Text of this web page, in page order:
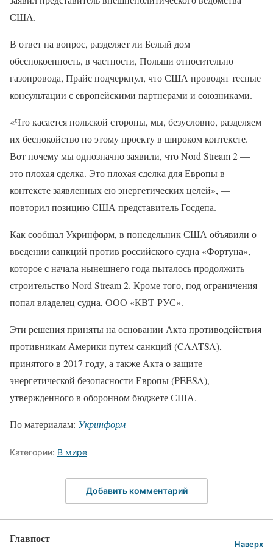
США.
В ответ на вопрос, разделяет ли Белый дом
обеспокоенность, в частности, Польши относительно
газопровода, Прайс подчеркнул, что США проводят тесные
консультации с европейскими партнерами и союзниками.
«Что касается польской стороны, мы, безусловно, разделяем
их беспокойство по этому проекту в широком контексте.
Вот почему мы однозначно заявили, что Nord Stream 2 —
это плохая сделка. Это плохая сделка для Европы в
контексте заявленных ею энергетических целей», —
повторил позицию США представитель Госдепа.
Как сообщал Укринформ, в понедельник США объявили о
введении санкций против российского судна «Фортуна»,
которое с начала нынешнего года пыталось продолжить
строительство Nord Stream 2. Кроме того, под ограничения
попал владелец судна, ООО «КВТ-РУС».
Эти решения приняты на основании Акта противодействия
противникам Америки путем санкций (CAATSA),
принятого в 2017 году, а также Акта о защите
энергетической безопасности Европы (PEESA),
утвержденного в оборонном бюджете США.
По материалам: Укринформ
Категории: В мире
Добавить комментарий
Главпост Наверх